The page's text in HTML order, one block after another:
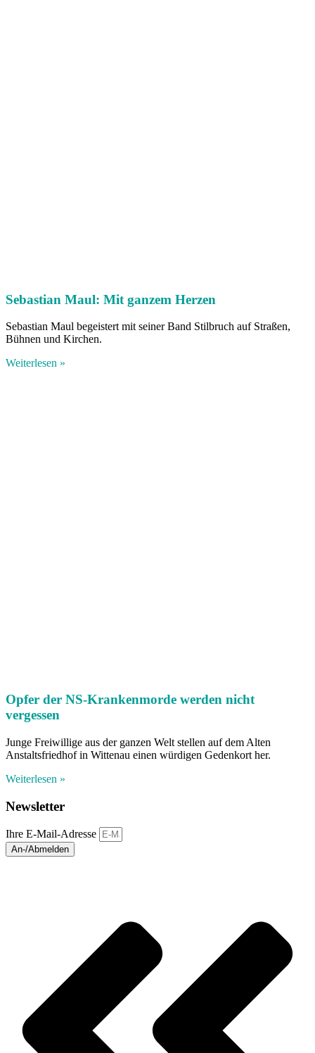
Sebastian Maul: Mit ganzem Herzen
Sebastian Maul begeistert mit seiner Band Stilbruch auf Straßen,
Bühnen und Kirchen.
Weiterlesen »
Opfer der NS-Krankenmorde werden nicht
vergessen
Junge Freiwillige aus der ganzen Welt stellen auf dem Alten
Anstaltsfriedhof in Wittenau einen würdigen Gedenkort her.
Weiterlesen »
Newsletter
Ihre E-Mail-Adresse
An-/Abmelden